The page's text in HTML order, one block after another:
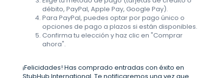
débito, PayPal, Apple Pay, Google Pay).
Para PayPal, puedes optar por pago único o
opciones de pago a plazos si están disponibles.
Confirma tu elección y haz clic en "Comprar
ahora".
¡Felicidades! Has comprado entradas con éxito en